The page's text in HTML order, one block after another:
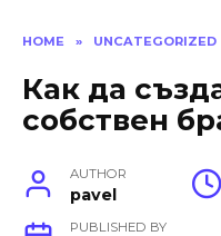
HOME » UNCATEGORIZED
Как да
собствен
AUTHOR
pavel
PUBLISHED BY